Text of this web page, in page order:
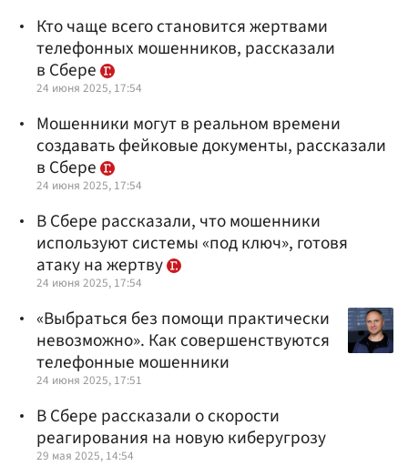
Кто чаще всего становится жертвами
телефонных мошенников, рассказали
в Сбере
24 июня 2025, 17:54
Мошенники могут в реальном времени
создавать фейковые документы, рассказали
в Сбере
24 июня 2025, 17:54
В Сбере рассказали, что мошенники
используют системы «под ключ», готовя
атаку на жертву
24 июня 2025, 17:54
«Выбраться без помощи практически
невозможно». Как совершенствуются
телефонные мошенники
24 июня 2025, 17:51
В Сбере рассказали о скорости
реагирования на новую киберугрозу
29 мая 2025, 14:54